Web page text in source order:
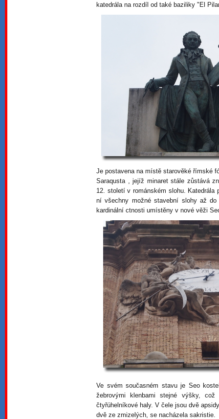
katedrála na rozdíl od také baziliky "El
Je postavena na místě starověké římské
Saraqusta , jejíž minaret stále zůstává
12. století v románském slohu. Katedrála
ní všechny možné stavební slohy až
kardinální ctnosti umístěny v nové věži
Ve svém současném stavu je Seo
žebrovými klenbami stejné výšky,
čtyřúhelníkové haly. V čele jsou dvě
dvě ze zmizelých, se nacházela sakristie.